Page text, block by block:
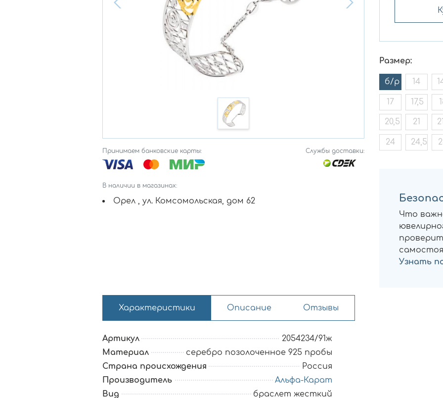
Принимаем банковские карты: Службы доставки:
В наличии в магазинах:
Орел , ул. Комсомольская, дом 62
Размер:
б/р 14
17 17,5
20,5 21
24 24,5
Что
Узнать
Характеристики Описание Отзывы
Артикул
2054234/91ж
Материал
серебро позолоченное 925 пробы
Страна происхождения
Россия
Производитель
Альфа-Карат
Вид
браслет жесткий